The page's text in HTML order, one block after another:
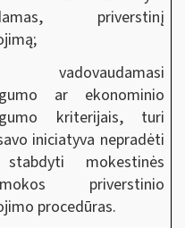
priverstinį
vadovaudamasi
ar ekonominio
kriterijais, turi
iniciatyva nepradėti
mokestinės
priverstinio
procedūras.